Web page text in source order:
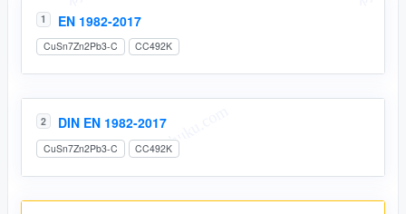
1 EN 1982-2017
CuSn7Zn2Pb3-C CC492K
2 DIN EN 1982-2017
CuSn7Zn2Pb3-C CC492K